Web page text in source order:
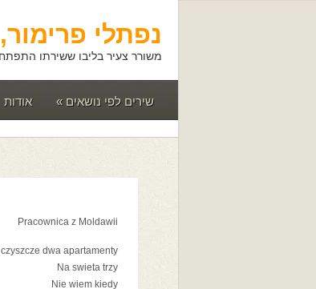
נפתלי
משורר צעיר בליבו ששירתו
שירים לפי נושאים » אודות
Pracownica z Moldawii
dwa apartamenty
Na swieta trzy
Nie wiem kiedy